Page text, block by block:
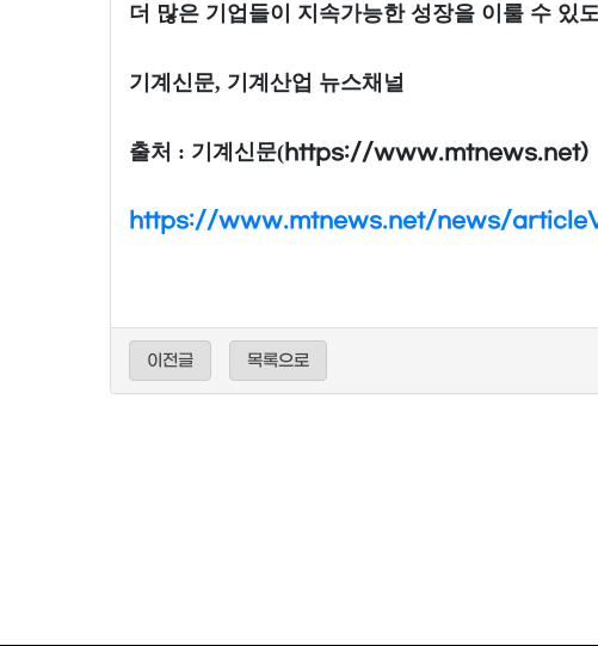
더 많은 기업들이 지속가능한 성장을 이룰 수 있
기계신문, 기계산업 뉴스채널
출처 : 기계신문( https://www.mtnews.net)
https://www.mtnews.net/news/
이전글 목록으로